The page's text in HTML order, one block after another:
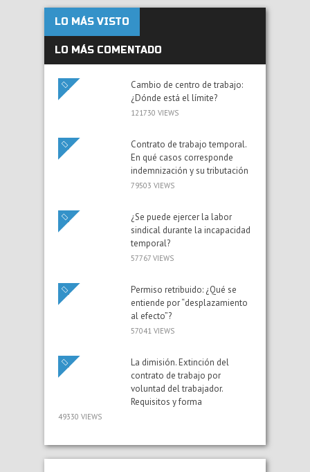
LO MÁS VISTO
LO MÁS COMENTADO
Cambio de centro de trabajo:
¿Dónde está el límite?
121730 VIEWS
Contrato de trabajo temporal.
En qué casos corresponde
indemnización y su tributación
79503 VIEWS
¿Se puede ejercer la labor
sindical durante la incapacidad
temporal?
57767 VIEWS
Permiso retribuido: ¿Qué se
entiende por “desplazamiento
al efecto”?
57041 VIEWS
La dimisión. Extinción del
contrato de trabajo por
voluntad del trabajador.
Requisitos y forma
49330 VIEWS